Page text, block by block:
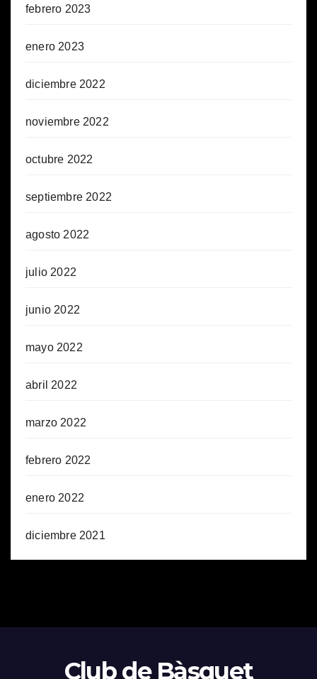
febrero 2023
enero 2023
diciembre 2022
noviembre 2022
octubre 2022
septiembre 2022
agosto 2022
julio 2022
junio 2022
mayo 2022
abril 2022
marzo 2022
febrero 2022
enero 2022
diciembre 2021
Club de Bàsquet